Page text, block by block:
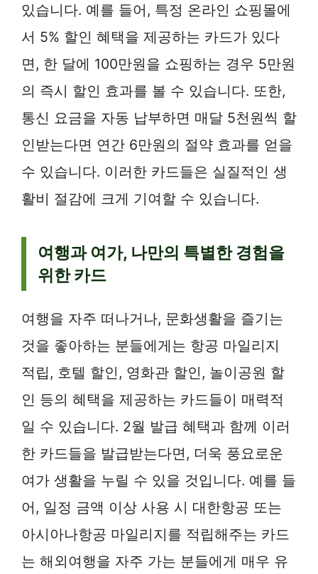
있습니다. 예를 들어, 특정 온라인 쇼핑몰에
서 5% 할인 혜택을 제공하는 카드가 있다
면, 한 달에 100만원을 쇼핑하는 경우 5만원
의 즉시 할인 효과를 볼 수 있습니다. 또한,
통신 요금을 자동 납부하면 매달 5천원씩 할
인받는다면 연간 6만원의 절약 효과를 얻을
수 있습니다. 이러한 카드들은 실질적인 생
활비 절감에 크게 기여할 수 있습니다.
여행과 여가, 나만의 특별한 경험을
위한 카드
여행을 자주 떠나거나, 문화생활을 즐기는
것을 좋아하는 분들에게는 항공 마일리지
적립, 호텔 할인, 영화관 할인, 놀이공원 할
인 등의 혜택을 제공하는 카드들이 매력적
일 수 있습니다. 2월 발급 혜택과 함께 이러
한 카드들을 발급받는다면, 더욱 풍요로운
여가 생활을 누릴 수 있을 것입니다. 예를 들
어, 일정 금액 이상 사용 시 대한항공 또는
아시아나항공 마일리지를 적립해주는 카드
는 해외여행을 자주 가는 분들에게 매우 유